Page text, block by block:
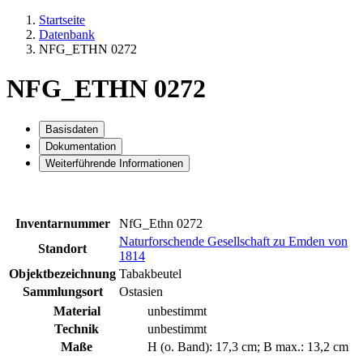
Startseite
Datenbank
NFG_ETHN 0272
NFG_ETHN 0272
Basisdaten
Dokumentation
Weiterführende Informationen
Inventarnummer
NfG_Ethn 0272
Standort
Naturforschende Gesellschaft zu Emden von
1814
Objektbezeichnung Tabakbeutel
Sammlungsort
Ostasien
Material
unbestimmt
Technik
unbestimmt
Maße
H (o. Band): 17,3 cm; B max.: 13,2 cm